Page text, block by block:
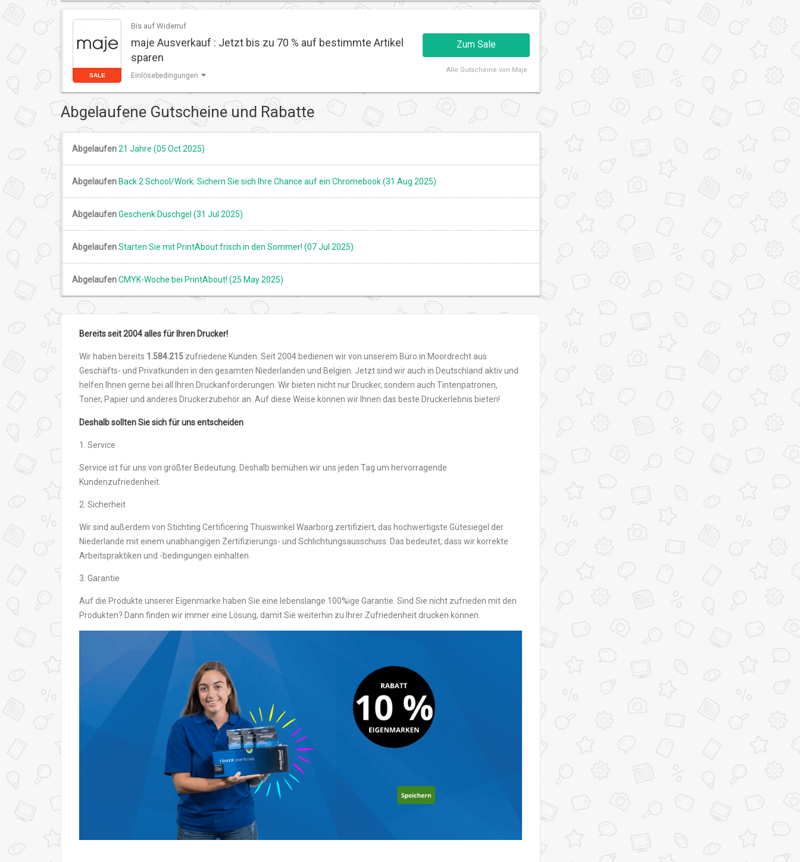
SALE
Bis auf Widerruf
maje Ausverkauf : Jetzt bis zu 70 % auf bestimmte Artikel
sparen
Einlösebedingungen
Zum Sale
Alle Gutscheine von Maje
Abgelaufene Gutscheine und Rabatte
Abgelaufen21 Jahre (05 Oct 2025)
Abgelaufen Back 2 School/Work: Sichern Sie sich Ihre Chance auf ein Chromebook (31 Aug 2025)
AbgelaufenGeschenk Duschgel (31 Jul 2025)
AbgelaufenStarten Sie mit PrintAbout frisch in den Sommer! (07 Jul 2025)
AbgelaufenCMYK-Woche bei PrintAbout! (25 May 2025)
Bereits seit 2004 alles für Ihren Drucker!
Wir haben bereits 1.584.215 zufriedene Kunden. Seit 2004 bedienen wir von unserem Büro in Moordrecht aus
Geschäfts- und Privatkunden in den gesamten Niederlanden und Belgien. Jetzt sind wir auch in Deutschland aktiv und
helfen Ihnen gerne bei all Ihren Druckanforderungen. Wir bieten nicht nur Drucker, sondern auch Tintenpatronen,
Toner, Papier und anderes Druckerzubehör an. Auf diese Weise können wir Ihnen das beste Druckerlebnis bieten!
Deshalb sollten Sie sich für uns entscheiden
1. Service
Service ist für uns von größter Bedeutung. Deshalb bemühen wir uns jeden Tag um hervorragende
Kundenzufriedenheit.
2. Sicherheit
Wir sind außerdem von Stichting Certificering Thuiswinkel Waarborg zertifiziert, das hochwertigste Gütesiegel der
Niederlande mit einem unabhängigen Zertifizierungs- und Schlichtungsausschuss. Das bedeutet, dass wir korrekte
Arbeitspraktiken und -bedingungen einhalten.
3. Garantie
Auf die Produkte unserer Eigenmarke haben Sie eine lebenslange 100%ige Garantie. Sind Sie nicht zufrieden mit den
Produkten? Dann finden wir immer eine Lösung, damit Sie weiterhin zu Ihrer Zufriedenheit drucken können.